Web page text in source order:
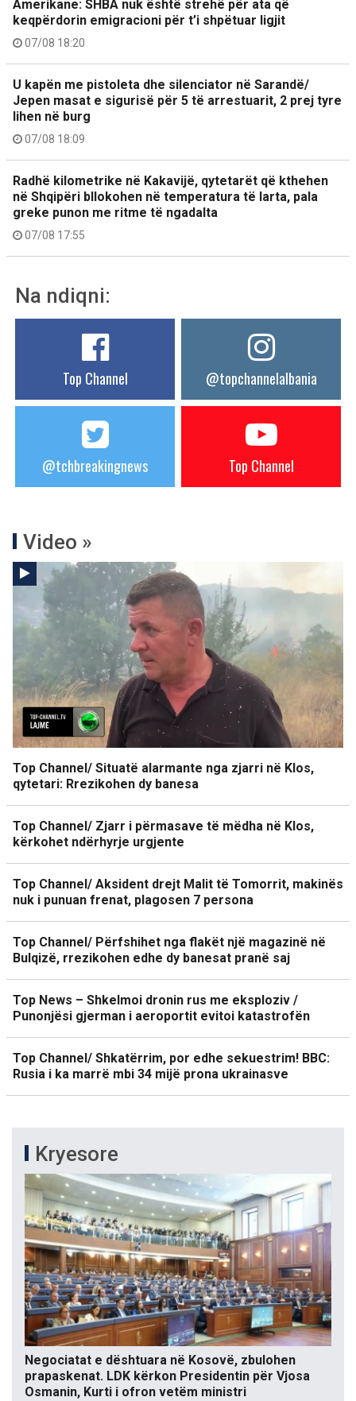
Amerikane: SHBA nuk është strehë për ata që
keqpërdorin emigracioni për t’i shpëtuar ligjit
07/08 18:20
U kapën me pistoleta dhe silenciator në Sarandë/
Jepen masat e sigurisë për 5 të arrestuarit, 2 prej tyre
lihen në burg
07/08 18:09
Radhë kilometrike në Kakavijë, qytetarët që kthehen
në Shqipëri bllokohen në temperatura të larta, pala
greke punon me ritme të ngadalta
07/08 17:55
Na ndiqni:
Top Channel @topchannelalbania
@tchbreakingnews Top Channel
Video »
Top Channel/ Situatë alarmante nga zjarri në Klos,
qytetari: Rrezikohen dy banesa
Top Channel/ Zjarr i përmasave të mëdha në Klos,
kërkohet ndërhyrje urgjente
Top Channel/ Aksident drejt Malit të Tomorrit, makinës
nuk i punuan frenat, plagosen 7 persona
Top Channel/ Përfshihet nga flakët një magazinë në
Bulqizë, rrezikohen edhe dy banesat pranë saj
Top News – Shkelmoi dronin rus me eksploziv /
Punonjësi gjerman i aeroportit evitoi katastrofën
Top Channel/ Shkatërrim, por edhe sekuestrim! BBC:
Rusia i ka marrë mbi 34 mijë prona ukrainasve
Kryesore
Negociatat e dështuara në Kosovë, zbulohen
prapaskenat. LDK kërkon Presidentin për Vjosa
Osmanin, Kurti i ofron vetëm ministri